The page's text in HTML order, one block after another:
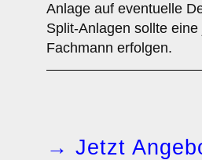
Anlage auf eventuelle
Split-Anlagen sollte
Fachmann erfolgen.
→ Jetzt